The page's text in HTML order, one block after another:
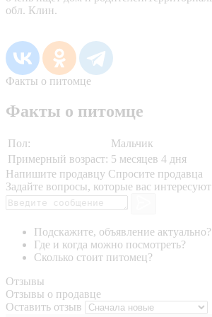
обл. Клин.
Факты о питомце
Факты о питомце
Пол:
Мальчик
Примерный возраст: 5 месяцев 4 дня
Напишите продавцу Спросите продавца
Задайте вопросы, которые вас интересуют
Подскажите, объявление актуально?
Где и когда можно посмотреть?
Сколько стоит питомец?
Отзывы
Отзывы о продавце
Оставить отзыв